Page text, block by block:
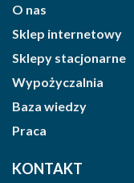
O nas
Sklep internetowy
Sklepy stacjonarne
Wypożyczalnia
Baza wiedzy
Praca
KONTAKT